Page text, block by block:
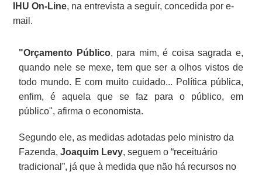
IHU On-Line, na entrevista a seguir, concedida por e-
mail.
"Orçamento Público, para mim, é coisa sagrada e,
quando nele se mexe, tem que ser a olhos vistos de
todo mundo. E com muito cuidado... Política pública,
enfim, é aquela que se faz para o público, em
público", afirma o economista.
Segundo ele, as medidas adotadas pelo ministro da
Fazenda,Joaquim Levy, seguem o “receituário
tradicional”, já que à medida que não há recursos no